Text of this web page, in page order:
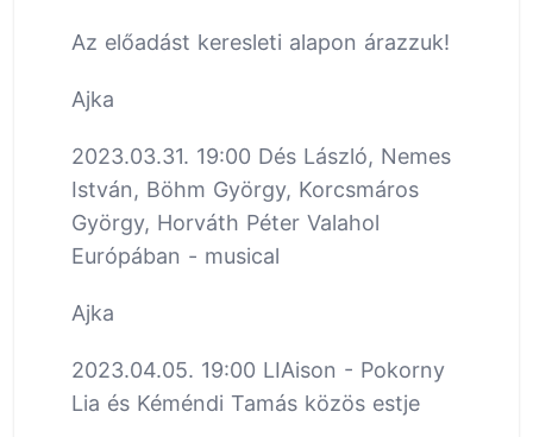
Az előadást keresleti alapon árazzuk!
Ajka
2023.03.31. 19:00 Dés László, Nemes
István, Böhm György, Korcsmáros
György, Horváth Péter Valahol
Európában - musical
Ajka
2023.04.05. 19:00 LIAison - Pokorny
Lia és Kéméndi Tamás közös estje